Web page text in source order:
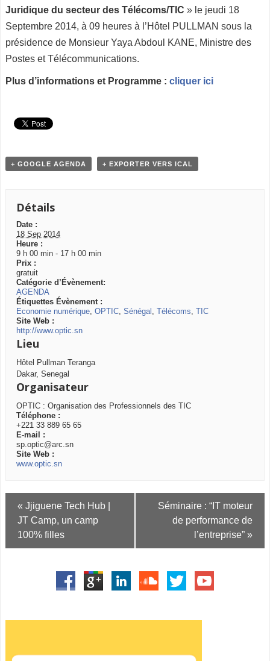
Juridique du secteur des Télécoms/TIC » le jeudi 18
Septembre 2014, à 09 heures à l’Hôtel PULLMAN sous la
présidence de Monsieur Yaya Abdoul KANE, Ministre des
Postes et Télécommunications.
Plus d’informations et Programme : cliquer ici
+ GOOGLE AGENDA + EXPORTER VERS ICAL
Détails
Date :
18 Sep 2014
Heure :
9 h 00 min - 17 h 00 min
Prix :
gratuit
Catégorie d’Évènement:
AGENDA
Étiquettes Évènement :
Economie numérique,OPTIC,Sénégal ,Télécoms,TIC
Site Web :
http://www.optic.sn
Lieu
Hôtel Pullman Teranga
Dakar, Senegal
Organisateur
OPTIC : Organisation des Professionnels des TIC
Téléphone :
+221 33 889 65 65
E-mail :
sp.optic@arc.sn
Site Web :
www.optic.sn
Navigation
Évènement
« Jjiguene Tech Hub |
JT Camp, un camp
100% filles
Séminaire : “IT moteur
de performance de
l’entreprise” »